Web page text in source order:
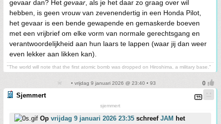
gevaar dan? Het gevaar , als je het daar zo graag over wil
hebben, is geen vrouw van zevenendertig in een Honda Pilot,
het gevaar is een bende gewapende en gemaskerde boeven
met een vrijbrief om elke vorm van normale gerechtsgang en
verantwoordelijkheid aan hun laars te lappen (waar jij dan weer
even lekker aan likken kan).
"The world will note that the first atomic bomb was dropped on Hiroshima, a military base."
• vrijdag 9 januari 2026 @ 23:40 • 93
Sjemmert
sjemmert
Op vrijdag 9 januari 2026 23:35 schreef JAM het